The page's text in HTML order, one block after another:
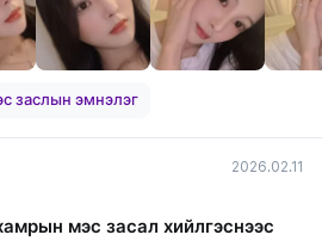
заслын эмнэлэг
2026.02.11
мэс засал хийлгэснээс